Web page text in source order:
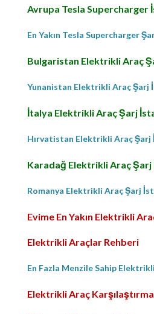
Avrupa Tesla Supercharger
En Yakın Tesla Supercharger
Bulgaristan Elektrikli Araç
Yunanistan Elektrikli Araç Şarj
İtalya Elektrikli Araç Şarj
Hırvatistan Elektrikli Araç Şarj
Karadağ Elektrikli Araç Şarj
Romanya Elektrikli Araç Şarj
Evime En Yakın Elektrikli
Elektrikli Araçlar Rehberi
En Fazla Menzile Sahip
Elektrikli Araç Karşılaştırma